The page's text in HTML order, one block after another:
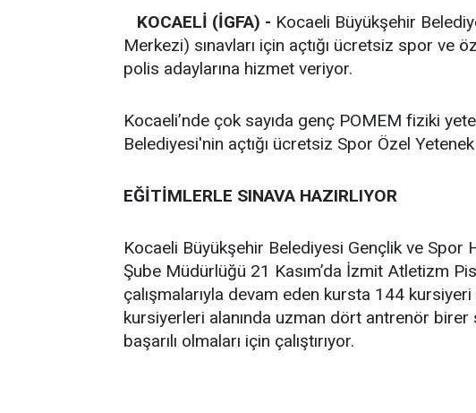
KOCAELİ (İGFA) - Kocaeli Büyükşehir
Merkezi) sınavları için açtığı ücretsiz spor ve
polis adaylarına hizmet veriyor.
Kocaeli’nde çok sayıda genç POMEM fiziki
Belediyesi'nin açtığı ücretsiz Spor Özel Yetenek
EĞİTİMLERLE SINAVA HAZIRLIYOR
Kocaeli Büyükşehir Belediyesi Gençlik ve Spor
Şube Müdürlüğü 21 Kasım’da İzmit Atletizm
çalışmalarıyla devam eden kursta 144 kursiyeri
kursiyerleri alanında uzman dört antrenör
başarılı olmaları için çalıştırıyor.